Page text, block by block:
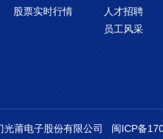
股票实时行情
人才招聘
员工风采
莆电子股份有限公司 闽ICP备